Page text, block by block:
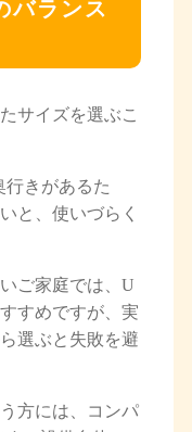
バランス
サイズを選ぶこ
きがあるた
と、使いづらく
ご家庭では、U
すめですが、実
選ぶと失敗を避
方には、コンパ